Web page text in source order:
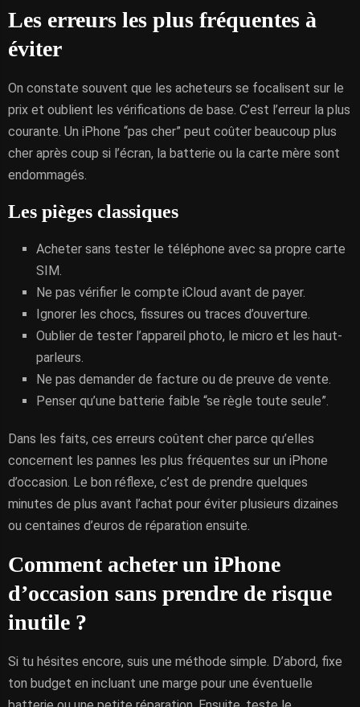
Les erreurs les plus fréquentes à
éviter
On constate souvent que les acheteurs se focalisent sur le
prix et oublient les vérifications de base. C’est l’erreur la plus
courante. Un iPhone “pas cher” peut coûter beaucoup plus
cher après coup si l’écran, la batterie ou la carte mère sont
endommagés.
Les pièges classiques
Acheter sans tester le téléphone avec sa propre carte
SIM.
Ne pas vérifier le compte iCloud avant de payer.
Ignorer les chocs, fissures ou traces d’ouverture.
Oublier de tester l’appareil photo, le micro et les haut-
parleurs.
Ne pas demander de facture ou de preuve de vente.
Penser qu’une batterie faible “se règle toute seule”.
Dans les faits, ces erreurs coûtent cher parce qu’elles
concernent les pannes les plus fréquentes sur un iPhone
d’occasion. Le bon réflexe, c’est de prendre quelques
minutes de plus avant l’achat pour éviter plusieurs dizaines
ou centaines d’euros de réparation ensuite.
Comment acheter un iPhone
d’occasion sans prendre de risque
inutile ?
Si tu hésites encore, suis une méthode simple. D’abord, fixe
ton budget en incluant une marge pour une éventuelle